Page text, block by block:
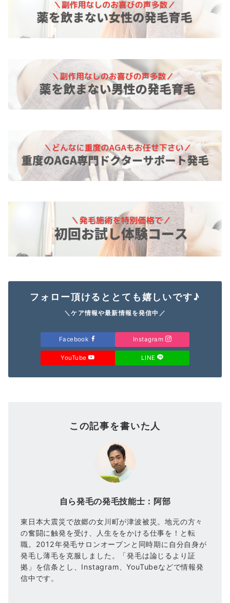
フォロー頂けるととても嬉しいです♪
＼ケア情報や最新情報を発信中／
Facebook Instagram
YouTube LINE
この記事を書いた人
自ら発毛の発毛技能士：阿部
東日本大震災で故郷の女川町が津波被災。地元の方々
の奮闘に触発を受け、人生ををかける仕事を！と転
職。2012年発毛サロンオープンと同時期に自分自身が
発毛し薄毛を克服しました。「発毛は論じるより証
拠」を信条とし、Instagram、YouTubeなどで情報発
信中です。